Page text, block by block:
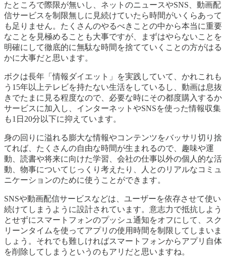
たところで際限が無いし、ネットのニュースやSNS、動画配
信サービスを制限無しに見続けていたら時間がいくらあって
も足りません。たくさんのやるべきことの中から本当に重要
なことを見極めることも大事ですが、まずはやらないことを
明確にして徹底的に無駄な時間を捨てていくことの方がはる
かに大事だと思います。
ボクは長年「情報ダイエット」を実践していて、かれこれも
う15年以上テレビを持たない生活をしているし、動画は息抜
きでたまに見る程度なので、必要な時にその都度購入するか
サービスに加入し、インターネットやSNSを使った情報収集
も1日20分以下に抑えています。
身の回りに溢れる膨大な情報やコンテンツをバッサリ切り捨
てれば、たくさんの自由な時間が生まれるので、趣味や運
動、読書や将来に向けた学習、会社の仕事以外の個人的な活
動、物事についてじっくり考えたり、人とのリアルなコミュ
ニケーションのために使うことができます。
SNSや動画配信サービスなどは、ユーザーを依存させて使い
続けてしまうように設計されています。意志力で抵抗しよう
とせずにスマートフォンのプッシュ通知をオフにして、スク
リーンタイムを使ってアプリの使用時間を制限してしまいま
しょう。それでも難しければスマートフォンからアプリ自体
を削除してしまうというのもアリだと思いますね。